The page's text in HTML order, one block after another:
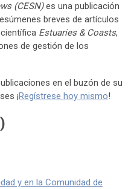
(CESN)es una publicación
breves de artículos
Estuaries & Coasts,
de gestión de los
en el buzón de su
¡Regístrese hoy mismo!
y en la Comunidad de